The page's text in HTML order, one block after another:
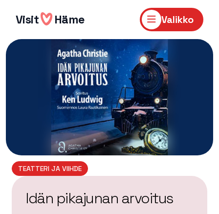
sisältöön
Visit Häme Valikko
TEATTERI JA VIIHDE
Idän pikajunan arvoitus